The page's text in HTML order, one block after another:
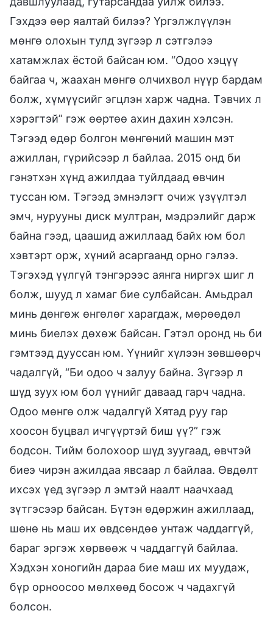
Гэхдээ өөр яалтай билээ? Үргэлжлүүлэн
мөнгө олохын тулд зүгээр л сэтгэлээ
хатамжлах ёстой байсан юм. “Одоо хэцүү
байгаа ч, жаахан мөнгө олчихвол нүүр бардам
болж, хүмүүсийг эгцлэн харж чадна. Тэвчих л
хэрэгтэй” гэж өөртөө ахин дахин хэлсэн.
Тэгээд өдөр болгон мөнгөний машин мэт
ажиллан, гүрийсээр л байлаа. 2015 онд би
гэнэтхэн хүнд ажилдаа туйлдаад өвчин
туссан юм. Тэгээд эмнэлэгт очиж үзүүлтэл
эмч, нурууны диск мултран, мэдрэлийг дарж
байна гээд, цаашид ажиллаад байх юм бол
хэвтэрт орж, хүний асаргаанд орно гэлээ.
Тэгэхэд үүлгүй тэнгэрээс аянга ниргэх шиг л
болж, шууд л хамаг бие сулбайсан. Амьдрал
минь дөнгөж өнгөлөг харагдаж, мөрөөдөл
минь биелэх дөхөж байсан. Гэтэл оронд нь би
гэмтээд дууссан юм. Үүнийг хүлээн зөвшөөрч
чадалгүй, “Би одоо ч залуу байна. Зүгээр л
шүд зуух юм бол үүнийг даваад гарч чадна.
Одоо мөнгө олж чадалгүй Хятад руу гар
хоосон буцвал ичгүүртэй биш үү?” гэж
бодсон. Тийм болохоор шүд зуугаад, өвчтэй
биеэ чирэн ажилдаа явсаар л байлаа. Өвдөлт
ихсэх үед зүгээр л эмтэй наалт наачхаад
зүтгэсээр байсан. Бүтэн өдөржин ажиллаад,
шөнө нь маш их өвдсөндөө унтаж чаддаггүй,
бараг эргэж хөрвөөж ч чаддаггүй байлаа.
Хэдхэн хоногийн дараа бие маш их муудаж,
бүр орноосоо мөлхөөд босож ч чадахгүй
болсон.